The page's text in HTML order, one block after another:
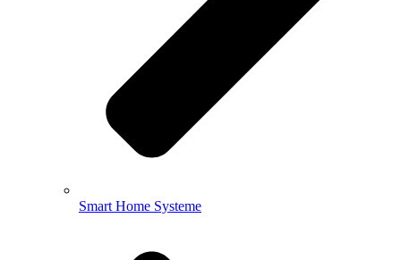
Smart Home Systeme